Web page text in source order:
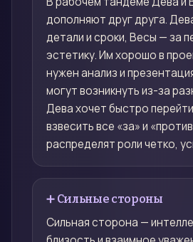
дополняют друг друга.
детали и сроки, Весы — за
эстетику. Им хорошо в
нужен анализ и
могут возникнуть из-за
Дева хочет быстро
взвесить все «за» и
распределят роли четко,
➕ Сильные стороны
Сильная сторона —